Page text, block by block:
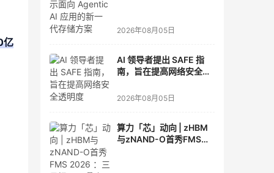
亿
2026年08月05日
AI 领导者提出 SAFE 指
南，旨在提高网络安全透
2026年08月05日
算力「芯」动向 | zHBM
与zNAND-O首秀FMS